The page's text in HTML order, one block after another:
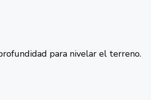
para nivelar el terreno.